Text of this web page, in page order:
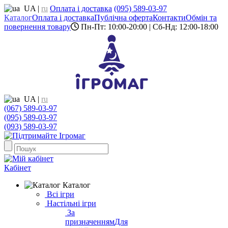
UA | ru Оплата і доставка (095) 589-03-97
КаталогОплата і доставкаПублічна офертаКонтактиОбмін та
повернення товару
Пн-Пт: 10:00-20:00 | Сб-Нд: 12:00-18:00
UA | ru
(067) 589-03-97
(095) 589-03-97
(093) 589-03-97
Кабінет
Каталог
Всі ігри
Настільні ігри
За
призначеннямДля